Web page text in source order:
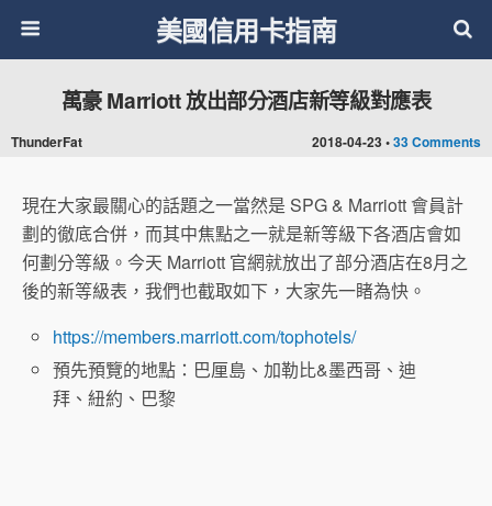
美國信用卡指南
2018-04-23 •33 Comments
萬豪 Marriott 放出部分酒店新等級對應表
ThunderFat
現在大家最關心的話題之一當然是 SPG & Marriott 會員計
劃的徹底合併，而其中焦點之一就是新等級下各酒店會如
何劃分等級。今天 Marriott 官網就放出了部分酒店在8月之
後的新等級表，我們也截取如下，大家先一睹為快。
https://members.marriott.com/tophotels/
預先預覽的地點：巴厘島、加勒比&墨西哥、迪
拜、紐約、巴黎